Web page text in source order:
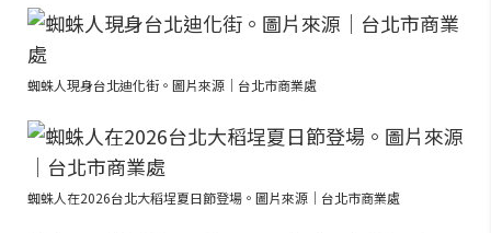
蜘蛛人現身台北迪化街。圖片來源｜台北市商業處
蜘蛛人在2026台北大稻埕夏日節登場。圖片來源｜台北市商業處